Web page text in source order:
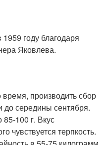
году благодаря
Яковлева.
производить сбор
до середины сентября.
85-100 г. Вкус
чувствуется терпкость.